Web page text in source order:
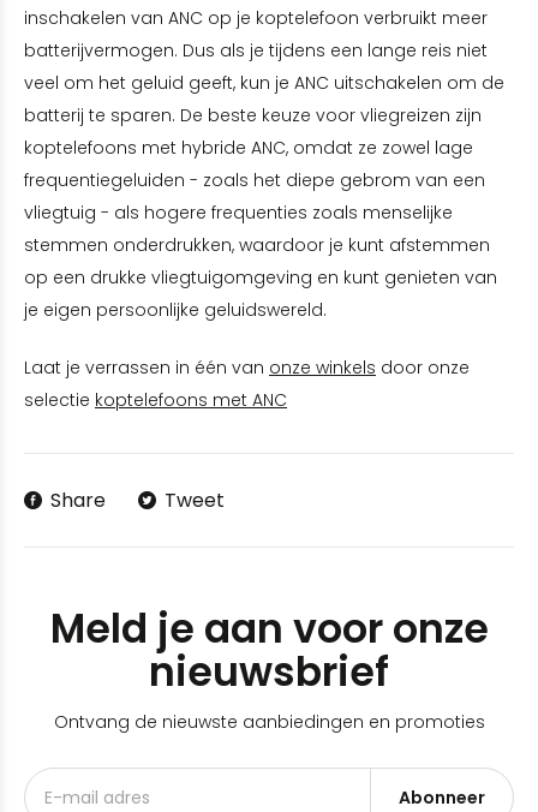
inschakelen van ANC op je koptelefoon verbruikt meer
batterijvermogen. Dus als je tijdens een lange reis niet
veel om het geluid geeft, kun je ANC uitschakelen om de
batterij te sparen. De beste keuze voor vliegreizen zijn
koptelefoons met hybride ANC, omdat ze zowel lage
frequentiegeluiden - zoals het diepe gebrom van een
vliegtuig - als hogere frequenties zoals menselijke
stemmen onderdrukken, waardoor je kunt afstemmen
op een drukke vliegtuigomgeving en kunt genieten van
je eigen persoonlijke geluidswereld.
Laat je verrassen in één van onze winkels door onze
selectie koptelefoons met ANC
Share Tweet
Meld je aan voor onze
nieuwsbrief
Ontvang de nieuwste aanbiedingen en promoties
Abonneer